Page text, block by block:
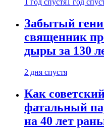
1 год спустя 1 год
Забытый
священник
дыры за 130
2 дня спустя
Как
фатальный
на 40 лет